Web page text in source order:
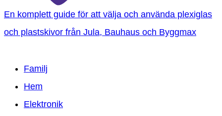
En komplett guide för att välja och använda plexiglas
och plastskivor från Jula, Bauhaus och Byggmax
Familj
Hem
Elektronik